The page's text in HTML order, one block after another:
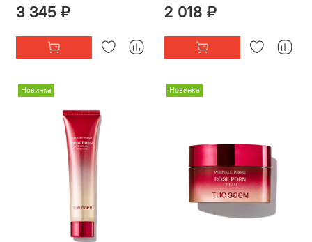
3 345 ₽ 2 018 ₽
Новинка Новинка